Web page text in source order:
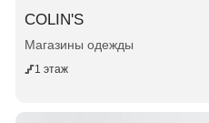
COLIN'S
Магазины одежды
1 этаж